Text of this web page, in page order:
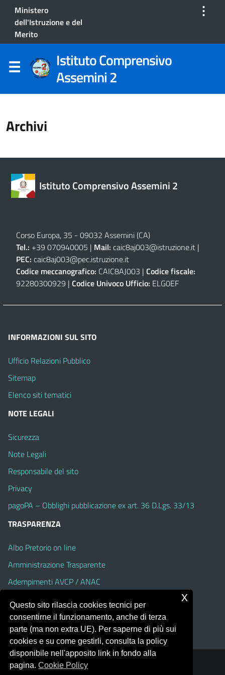
Ministero
dell'Istruzione e del
Merito
⋮
Istituto Comprensivo
Assemini 2
Archivi
Istituto Comprensivo Assemini 2
Corso Europa, 35 - 09032 Assemini (CA)
Tel.: +39 070940005 | Mail: caic8aj003@istruzione.it |
PEC: caic8aj003@pec.istruzione.it
Codice meccanografico: CAIC8AJ003 | Codice fiscale:
92280300929 | Codice Univoco Ufficio: ELG0EF
INFORMAZIONI SUL SITO
Ufficio Relazioni Pubblico
Sitemap
Elenco siti tematici
NOTE LEGALI
Sicurezza
Note Legali
Responsabile del sito
Privacy
pagoPA – Obblighi pubblicazione ex art. 36 D.Lgs. 33/13
TRASPARENZA
Albo Pretorio on line
Amministrazione Trasparente
Adempimenti AVCP / ANAC
Dichiarazione di accessibilità
Portale realizzato con la piattaforma
Questo sito rilascia cookies tecnici per
consentirne il funzionamento, anche di terza
parte (ma non extra UE). Per saperne di più sui
cookies e su come gestirli, consulta la policy
disponibile nell'apposito link in fondo alla
pagina.Cookie Policy
x